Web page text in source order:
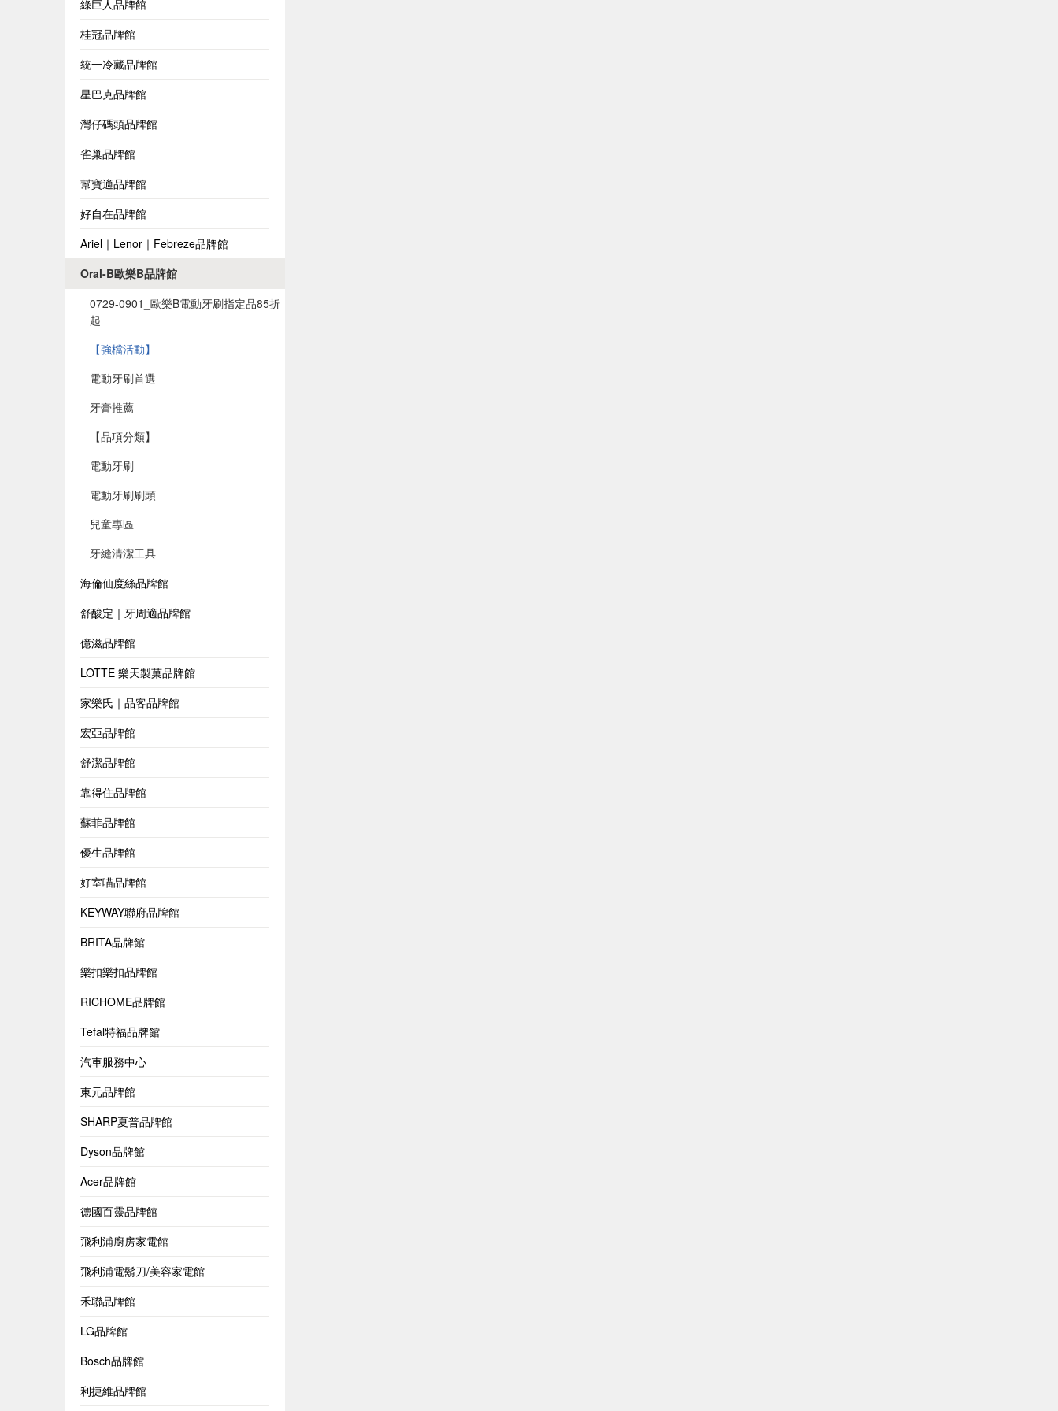
綠巨人品牌館
桂冠品牌館
統一冷藏品牌館
星巴克品牌館
灣仔碼頭品牌館
雀巢品牌館
幫寶適品牌館
好自在品牌館
Ariel｜Lenor｜Febreze品牌館
Oral-B歐樂B品牌館
0729-0901_歐樂B電動牙刷指定品85折
起
【強檔活動】
電動牙刷首選
牙膏推薦
【品項分類】
電動牙刷
電動牙刷刷頭
兒童專區
牙縫清潔工具
海倫仙度絲品牌館
舒酸定｜牙周適品牌館
億滋品牌館
LOTTE 樂天製菓品牌館
家樂氏｜品客品牌館
宏亞品牌館
舒潔品牌館
靠得住品牌館
蘇菲品牌館
優生品牌館
好室喵品牌館
KEYWAY聯府品牌館
BRITA品牌館
樂扣樂扣品牌館
RICHOME品牌館
Tefal特福品牌館
汽車服務中心
東元品牌館
SHARP夏普品牌館
Dyson品牌館
Acer品牌館
德國百靈品牌館
飛利浦廚房家電館
飛利浦電鬍刀/美容家電館
禾聯品牌館
LG品牌館
Bosch品牌館
利捷維品牌館